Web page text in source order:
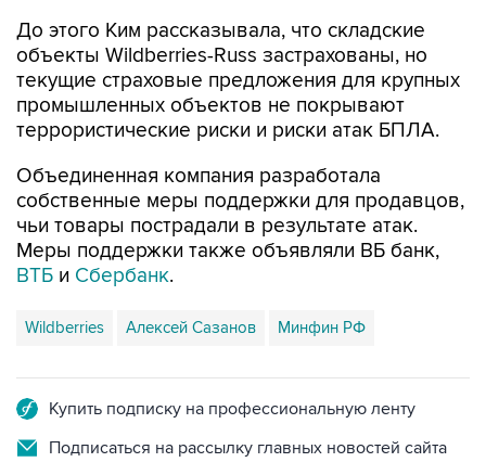
До этого Ким рассказывала, что складские
объекты Wildberries-Russ застрахованы, но
текущие страховые предложения для крупных
промышленных объектов не покрывают
террористические риски и риски атак БПЛА.
Объединенная компания разработала
собственные меры поддержки для продавцов,
чьи товары пострадали в результате атак.
Меры поддержки также объявляли ВБ банк,
ВТБ и Сбербанк.
Wildberries Алексей Сазанов Минфин РФ
Купить подписку на профессиональную ленту
Подписаться на рассылку главных новостей сайта